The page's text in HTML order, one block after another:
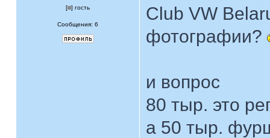
[ ] гость
Сообщения: 6
Club VW
фотографии?
и вопрос
80 тыр. это
а 50 тыр.